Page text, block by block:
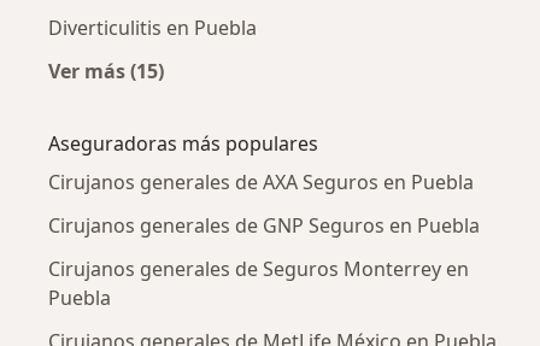
Diverticulitis en Puebla
Ver más (15)
Aseguradoras más populares
Cirujanos generales de AXA Seguros en Puebla
Cirujanos generales de GNP Seguros en Puebla
Cirujanos generales de Seguros Monterrey en
Puebla